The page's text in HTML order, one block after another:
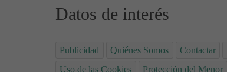
Datos de interés
Publicidad Quiénes Somos Contactar
Uso de las Cookies
Protección del Menor